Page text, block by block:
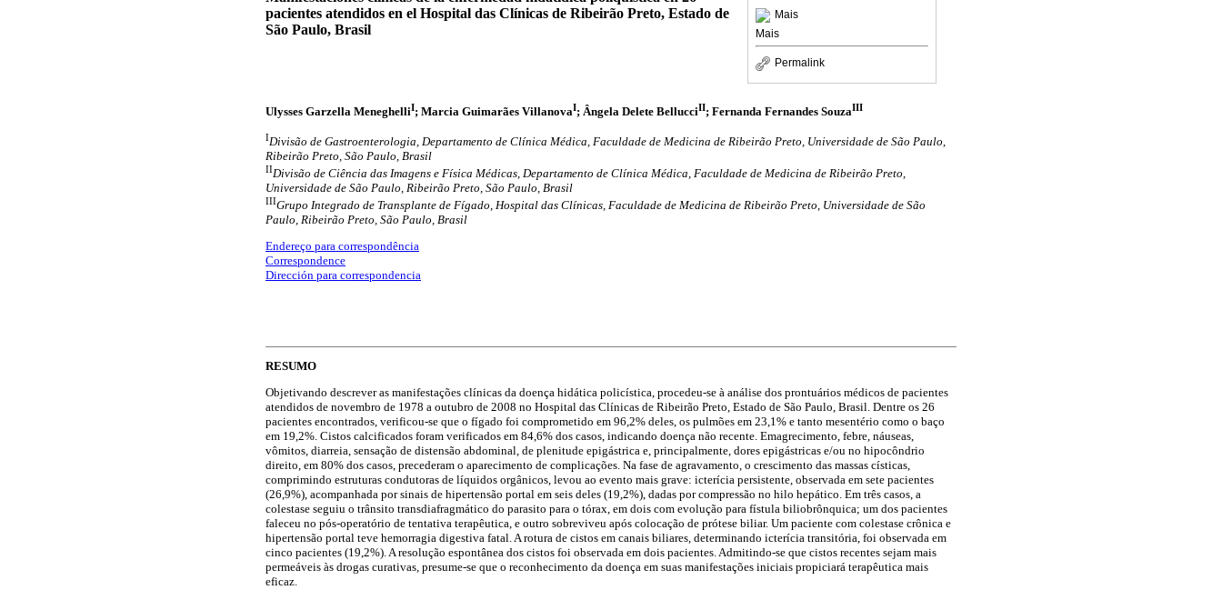
Mais
Mais
Permalink
pacientes atendidos en el Hospital das Clínicas de Ribeirão Preto, Estado de
São Paulo, Brasil
Ulysses Garzella MeneghelliI; Marcia Guimarães VillanovaI; Ângela Delete BellucciII; Fernanda Fernandes SouzaIII
IDivisão de Gastroenterologia, Departamento de Clínica Médica, Faculdade de Medicina de Ribeirão Preto, Universidade de São Paulo,
Ribeirão Preto, São Paulo, Brasil
IIDivisão de Ciência das Imagens e Física Médicas, Departamento de Clínica Médica, Faculdade de Medicina de Ribeirão Preto,
Universidade de São Paulo, Ribeirão Preto, São Paulo, Brasil
IIIGrupo Integrado de Transplante de Fígado, Hospital das Clínicas, Faculdade de Medicina de Ribeirão Preto, Universidade de São
Paulo, Ribeirão Preto, São Paulo, Brasil
Endereço para correspondência
Correspondence
Dirección para correspondencia
RESUMO
Objetivando descrever as manifestações clínicas da doença hidática policística, procedeu-se à análise dos prontuários médicos de pacientes
atendidos de novembro de 1978 a outubro de 2008 no Hospital das Clínicas de Ribeirão Preto, Estado de São Paulo, Brasil. Dentre os 26
pacientes encontrados, verificou-se que o fígado foi comprometido em 96,2% deles, os pulmões em 23,1% e tanto mesentério como o baço
em 19,2%. Cistos calcificados foram verificados em 84,6% dos casos, indicando doença não recente. Emagrecimento, febre, náuseas,
vômitos, diarreia, sensação de distensão abdominal, de plenitude epigástrica e, principalmente, dores epigástricas e/ou no hipocôndrio
direito, em 80% dos casos, precederam o aparecimento de complicações. Na fase de agravamento, o crescimento das massas císticas,
comprimindo estruturas condutoras de líquidos orgânicos, levou ao evento mais grave: icterícia persistente, observada em sete pacientes
(26,9%), acompanhada por sinais de hipertensão portal em seis deles (19,2%), dadas por compressão no hilo hepático. Em três casos, a
colestase seguiu o trânsito transdiafragmático do parasito para o tórax, em dois com evolução para fístula biliobrônquica; um dos pacientes
faleceu no pós-operatório de tentativa terapêutica, e outro sobreviveu após colocação de prótese biliar. Um paciente com colestase crônica e
hipertensão portal teve hemorragia digestiva fatal. A rotura de cistos em canais biliares, determinando icterícia transitória, foi observada em
cinco pacientes (19,2%). A resolução espontânea dos cistos foi observada em dois pacientes. Admitindo-se que cistos recentes sejam mais
permeáveis às drogas curativas, presume-se que o reconhecimento da doença em suas manifestações iniciais propiciará terapêutica mais
eficaz.